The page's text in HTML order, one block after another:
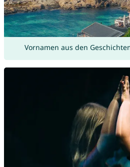
Vornamen aus den